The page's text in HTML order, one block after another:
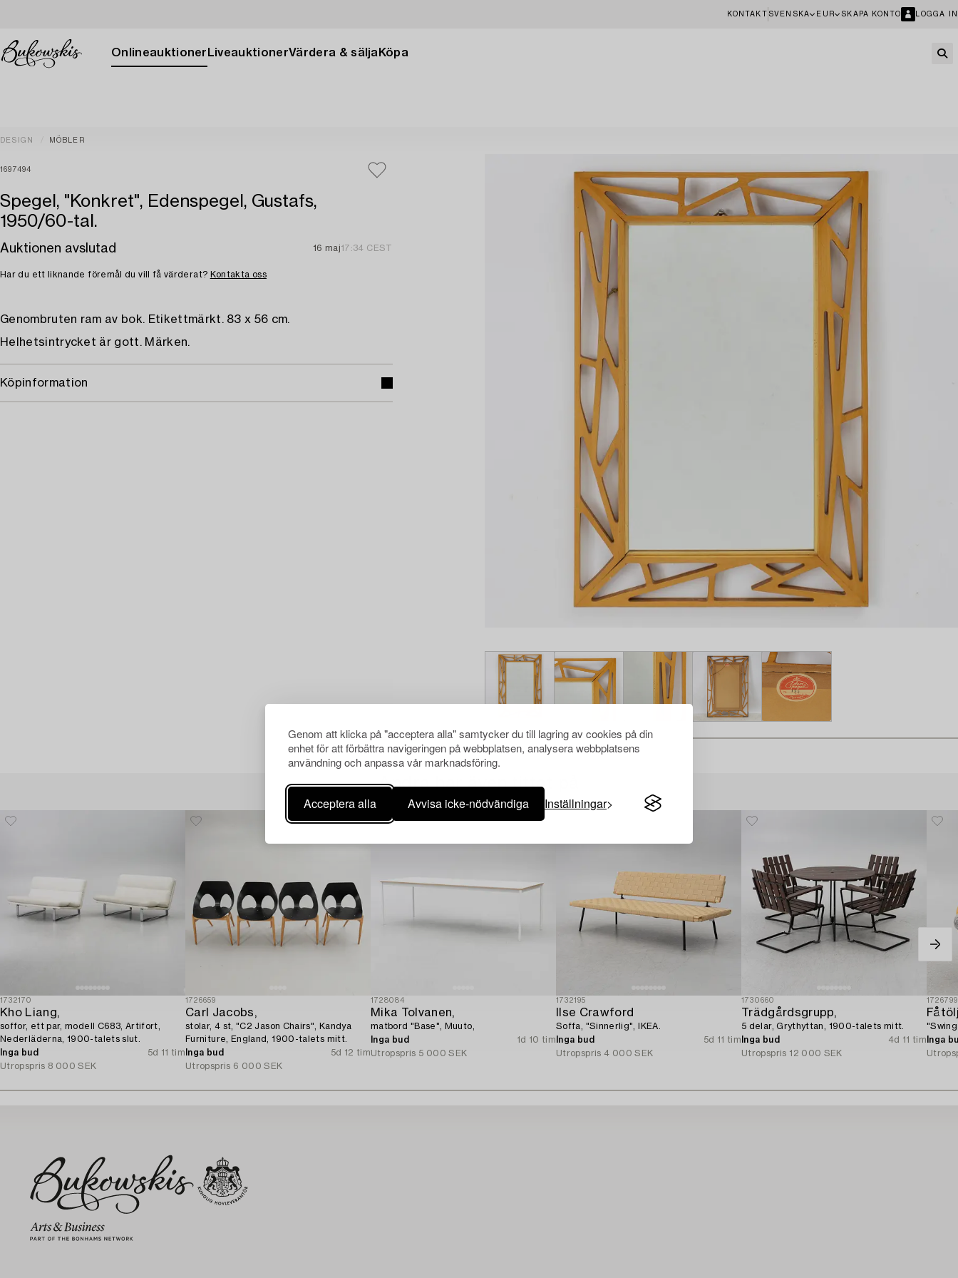
Genom att klicka på "acceptera alla" samtycker du till lagring av cookies på din
enhet för att förbättra navigeringen på webbplatsen, analysera webbplatsens
användning och anpassa vår marknadsföring.
Acceptera alla Avvisa icke-nödvändiga Inställningar
KONTAKT SVENSKA EUR SKAPA KONTO LOGGA IN
Onlineauktioner LiveauktionerVärdera & sälja Köpa
DESIGN MÖBLER
1697494
Spegel, "Konkret", Edenspegel, Gustafs,
1950/60-tal.
Auktionen avslutad 16 maj17:34 CEST
Har du ett liknande föremål du vill få värderat? Kontakta oss
Genombruten ram av bok. Etikettmärkt. 83 x 56 cm.
Helhetsintrycket är gott. Märken.
Köpinformation
Andra har även tittat på
1732170
Kho Liang,
soffor, ett par, modell C683, Artifort,
Nederläderna, 1900-talets slut.
Inga bud
5d 11 tim
Utropspris 8 000 SEK
1726659
Carl Jacobs,
stolar, 4 st, "C2 Jason Chairs", Kandya
Furniture, England, 1900-talets mitt.
Inga bud
5d 12 tim
Utropspris 6 000 SEK
1728084
Mika Tolvanen,
matbord "Base", Muuto,
Inga bud
1d 10 tim
Utropspris 5 000 SEK
1732195
Ilse Crawford
Soffa, "Sinnerlig", IKEA.
Inga bud
5d 11 tim
Utropspris 4 000 SEK
1730660
Trädgårdsgrupp,
5 delar, Grythyttan, 1900-talets mitt.
Inga bud
4d 11 tim
Utropspris 12 000 SEK
1726799
Inga